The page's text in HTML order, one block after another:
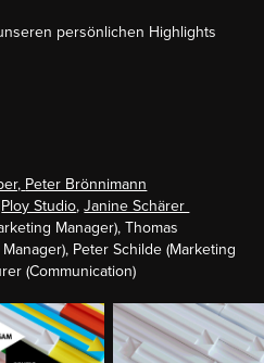
persönlichen Highlights
Peter Brönnimann
Ploy Studio,Janine Schärer
Manager), Thomas
Peter Schilde (Marketing
(Communication)